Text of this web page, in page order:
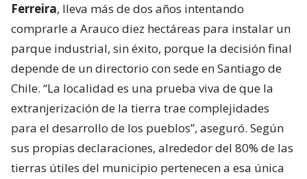
Ferreira, lleva más de dos años intentando
comprarle a Arauco diez hectáreas para instalar un
parque industrial, sin éxito, porque la decisión final
depende de un directorio con sede en Santiago de
Chile. “La localidad es una prueba viva de que la
extranjerización de la tierra trae complejidades
para el desarrollo de los pueblos”, aseguró. Según
sus propias declaraciones, alrededor del 80% de las
tierras útiles del municipio pertenecen a esa única